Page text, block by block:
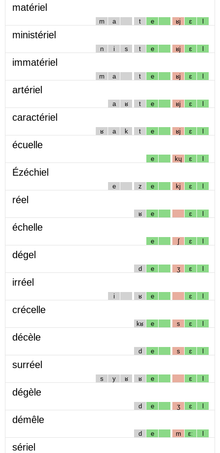
matériel
m a t e ʁj ɛ l
ministériel
n i s t e ʁj ɛ l
immatériel
m a t e ʁj ɛ l
artériel
a ʁ t e ʁj ɛ l
caractériel
ʁ a k t e ʁj ɛ l
écuelle
e kɥ ɛ l
Ézéchiel
e z e kj ɛ l
réel
ʁ e ɛ l
échelle
e ʃ ɛ l
dégel
d e ʒ ɛ l
irréel
i ʁ e ɛ l
crécelle
kʁ e s ɛ l
décèle
d e s ɛ l
surréel
s y ʁ ʁ e ɛ l
dégèle
d e ʒ ɛ l
démêle
d e m ɛː l
sériel